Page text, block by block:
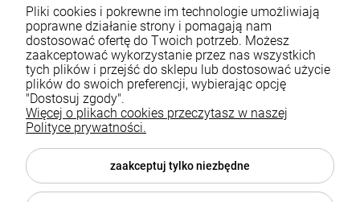
90-616 Łódź
790 727 174
sklep@eko-familia.pl
Informacje o sklepie
Suplementy diety
Popularne kategorie
Pliki cookies i pokrewne im technologie umożliwiają
poprawne działanie strony i pomagają nam
dostosować ofertę do Twoich potrzeb. Możesz
zaakceptować wykorzystanie przez nas wszystkich
tych plików i przejść do sklepu lub dostosować użycie
plików do swoich preferencji, wybierając opcję
"Dostosuj zgody".
Więcej o plikach cookies przeczytasz w naszej
Polityce prywatności.
zaakceptuj tylko niezbędne
Zasubskrybuj nasz newsletter
i otrzymaj5% rabatu na zakupy.
Twój email